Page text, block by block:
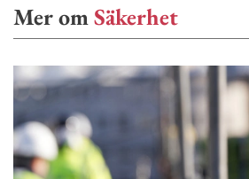
Mer omSäkerhet